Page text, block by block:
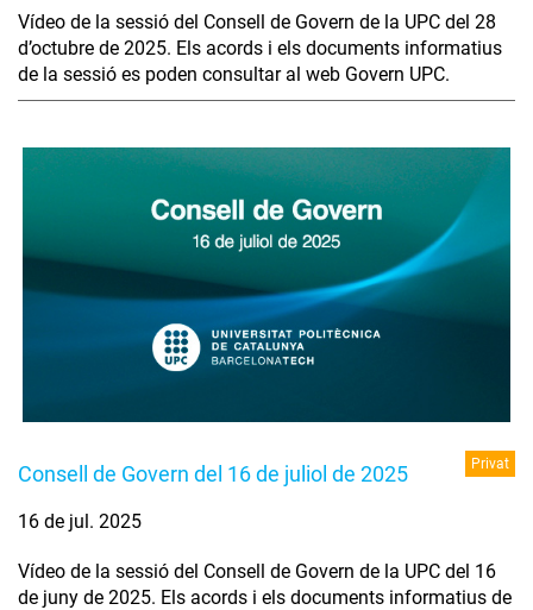
Vídeo de la sessió del Consell de Govern de la UPC del 28
d’octubre de 2025. Els acords i els documents informatius
de la sessió es poden consultar al web Govern UPC.
Consell de Govern del 16 de juliol de 2025 Privat
16 de jul. 2025
Vídeo de la sessió del Consell de Govern de la UPC del 16
de juny de 2025. Els acords i els documents informatius de